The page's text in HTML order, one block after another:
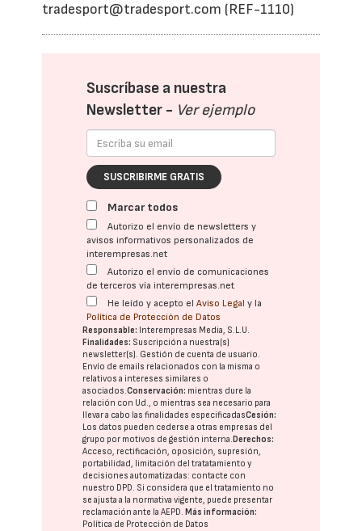
tradesport@tradesport.com (REF-1110)
Suscríbase a nuestra
Newsletter - Ver ejemplo
SUSCRIBIRME GRATIS
Marcar todos
Autorizo el envío de newsletters y
avisos informativos personalizados de
interempresas.net
Autorizo el envío de comunicaciones
de terceros vía interempresas.net
He leído y acepto elAviso Legal y la
Política de Protección de Datos
Responsable: Interempresas Media, S.L.U.
Finalidades: Suscripción a nuestra(s)
newsletter(s). Gestión de cuenta de usuario.
Envío de emails relacionados con la misma o
relativos a intereses similares o
asociados.Conservación: mientras dure la
relación con Ud., o mientras sea necesario para
llevar a cabo las finalidades especificadasCesión:
Los datos pueden cederse a otras empresas del
grupo por motivos de gestión interna. Derechos:
Acceso, rectificación, oposición, supresión,
portabilidad, limitación del tratatamiento y
decisiones automatizadas: contacte con
nuestro DPD. Si considera que el tratamiento no
se ajusta a la normativa vigente, puede presentar
reclamación ante laAEPD. Más información:
Política de Protección de Datos